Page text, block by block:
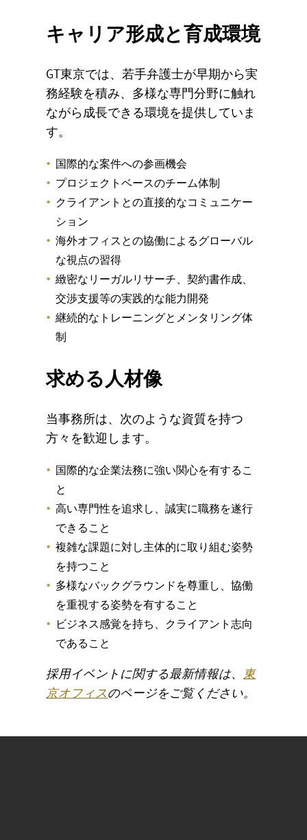
キャリア形成と育成環境
GT東京では、若手弁護士が早期から実
務経験を積み、多様な専門分野に触れ
ながら成長できる環境を提供していま
す。
国際的な案件への参画機会
プロジェクトベースのチーム体制
クライアントとの直接的なコミュニケー
ション
海外オフィスとの協働によるグローバル
な視点の習得
緻密なリーガルリサーチ、契約書作成、
交渉支援等の実践的な能力開発
継続的なトレーニングとメンタリング体
制
求める人材像
当事務所は、次のような資質を持つ
方々を歓迎します。
国際的な企業法務に強い関心を有するこ
と
高い専門性を追求し、誠実に職務を遂行
できること
複雑な課題に対し主体的に取り組む姿勢
を持つこと
多様なバックグラウンドを尊重し、協働
を重視する姿勢を有すること
ビジネス感覚を持ち、クライアント志向
であること
採用イベントに関する最新情報は、 東
京オフィスのページをご覧ください。